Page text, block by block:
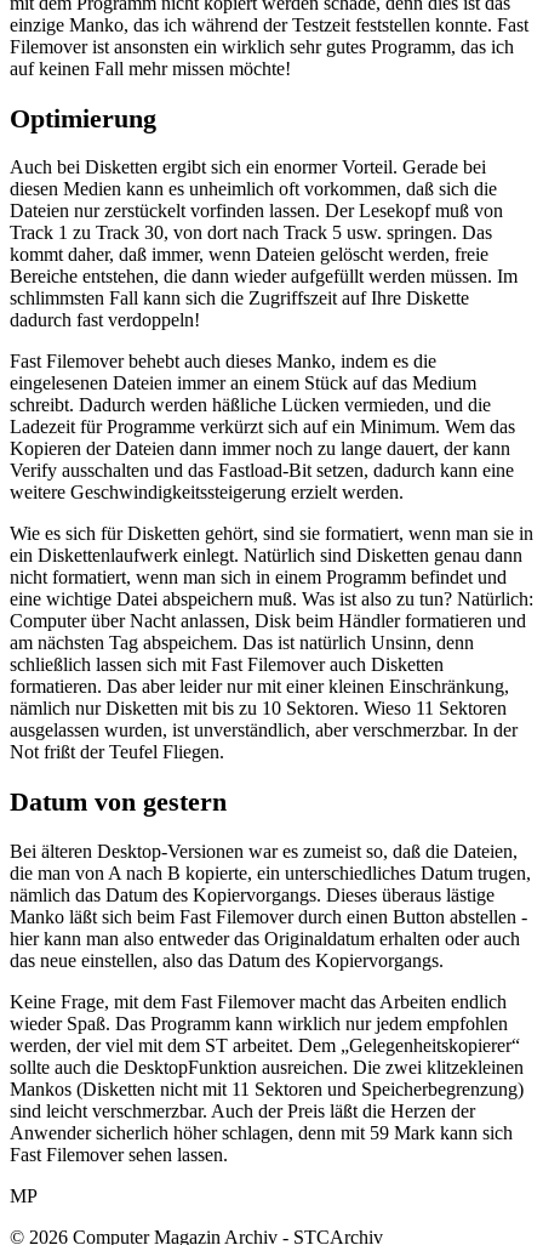
einzige Manko, das ich während der Testzeit feststellen konnte. Fast
Filemover ist ansonsten ein wirklich sehr gutes Programm, das ich
auf keinen Fall mehr missen möchte!
Optimierung
Auch bei Disketten ergibt sich ein enormer Vorteil. Gerade bei
diesen Medien kann es unheimlich oft vorkommen, daß sich die
Dateien nur zerstückelt vorfinden lassen. Der Lesekopf muß von
Track 1 zu Track 30, von dort nach Track 5 usw. springen. Das
kommt daher, daß immer, wenn Dateien gelöscht werden, freie
Bereiche entstehen, die dann wieder aufgefüllt werden müssen. Im
schlimmsten Fall kann sich die Zugriffszeit auf Ihre Diskette
dadurch fast verdoppeln!
Fast Filemover behebt auch dieses Manko, indem es die
eingelesenen Dateien immer an einem Stück auf das Medium
schreibt. Dadurch werden häßliche Lücken vermieden, und die
Ladezeit für Programme verkürzt sich auf ein Minimum. Wem das
Kopieren der Dateien dann immer noch zu lange dauert, der kann
Verify ausschalten und das Fastload-Bit setzen, dadurch kann eine
weitere Geschwindigkeitssteigerung erzielt werden.
Wie es sich für Disketten gehört, sind sie formatiert, wenn man sie in
ein Diskettenlaufwerk einlegt. Natürlich sind Disketten genau dann
nicht formatiert, wenn man sich in einem Programm befindet und
eine wichtige Datei abspeichern muß. Was ist also zu tun? Natürlich:
Computer über Nacht anlassen, Disk beim Händler formatieren und
am nächsten Tag abspeichem. Das ist natürlich Unsinn, denn
schließlich lassen sich mit Fast Filemover auch Disketten
formatieren. Das aber leider nur mit einer kleinen Einschränkung,
nämlich nur Disketten mit bis zu 10 Sektoren. Wieso 11 Sektoren
ausgelassen wurden, ist unverständlich, aber verschmerzbar. In der
Not frißt der Teufel Fliegen.
Datum von gestern
Bei älteren Desktop-Versionen war es zumeist so, daß die Dateien,
die man von A nach B kopierte, ein unterschiedliches Datum trugen,
nämlich das Datum des Kopiervorgangs. Dieses überaus lästige
Manko läßt sich beim Fast Filemover durch einen Button abstellen -
hier kann man also entweder das Originaldatum erhalten oder auch
das neue einstellen, also das Datum des Kopiervorgangs.
Keine Frage, mit dem Fast Filemover macht das Arbeiten endlich
wieder Spaß. Das Programm kann wirklich nur jedem empfohlen
werden, der viel mit dem ST arbeitet. Dem „Gelegenheitskopierer“
sollte auch die DesktopFunktion ausreichen. Die zwei klitzekleinen
Mankos (Disketten nicht mit 11 Sektoren und Speicherbegrenzung)
sind leicht verschmerzbar. Auch der Preis läßt die Herzen der
Anwender sicherlich höher schlagen, denn mit 59 Mark kann sich
Fast Filemover sehen lassen.
MP
© 2026 Computer Magazin Archiv - STCArchiv